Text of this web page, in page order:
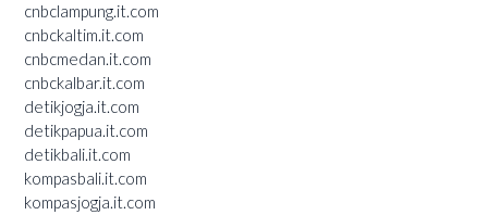
cnbclampung.it.com
cnbckaltim.it.com
cnbcmedan.it.com
cnbckalbar.it.com
detikjogja.it.com
detikpapua.it.com
detikbali.it.com
kompasbali.it.com
kompasjogja.it.com